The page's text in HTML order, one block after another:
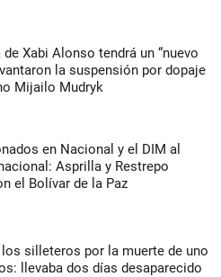
de Xabi Alonso tendrá un “nuevo
la suspensión por dopaje
Mijailo Mudryk
en Nacional y el DIM al
Asprilla y Restrepo
el Bolívar de la Paz
silleteros por la muerte de uno
llevaba dos días desaparecido